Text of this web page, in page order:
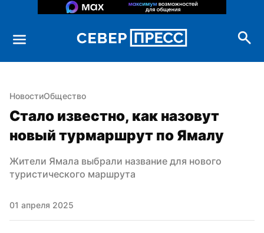
НовостиОбщество
Стало известно, как назовут
новый турмаршрут по Ямалу
Жители Ямала выбрали название для нового
туристического маршрута
01 апреля 2025